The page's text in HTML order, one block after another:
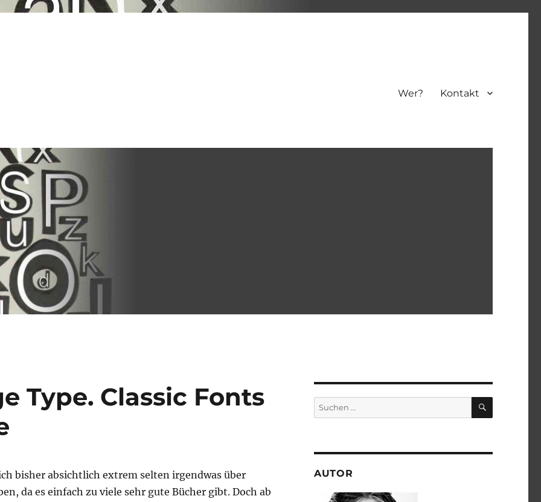
Wer? Kontakt
Type. Classic Fonts
bisher absichtlich extrem selten irgendwas über
da es einfach zu viele sehr gute Bücher gibt. Doch ab
Suchen
nach:
SUCHEN
AUTOR